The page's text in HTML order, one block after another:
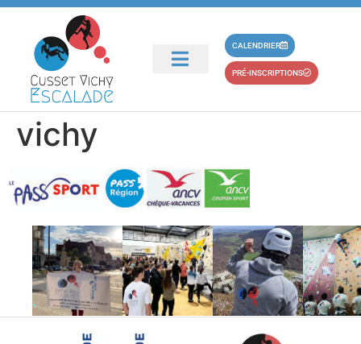
CALENDRIER
PRÉ-INSCRIPTIONS
aide-adhesion-club-
escalade-cusset-
vichy